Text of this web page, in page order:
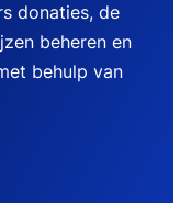
donaties, de
beheren en
behulp van